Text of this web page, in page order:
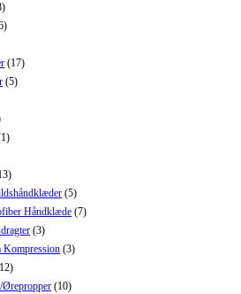
(17)
(5)
(5)
Håndklæde (7)
(3)
Kompression (3)
Ørepropper (10)